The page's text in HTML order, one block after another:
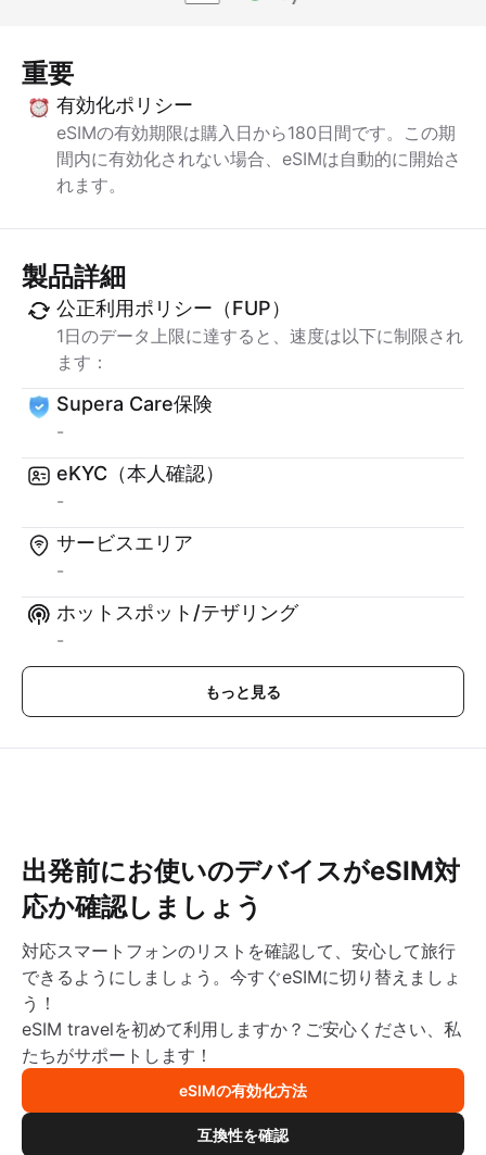
重要
有効化ポリシー
eSIMの有効期限は購入日から180日間です。この期
間内に有効化されない場合、eSIMは自動的に開始さ
れます。
製品詳細
公正利用ポリシー（FUP）
1日のデータ上限に達すると、速度は以下に制限され
ます：
Supera Care保険
-
eKYC（本人確認）
-
サービスエリア
-
ホットスポット/テザリング
-
もっと見る
出発前にお使いのデバイスがeSIM対
応か確認しましょう
対応スマートフォンのリストを確認して、安心して旅行
できるようにしましょう。今すぐeSIMに切り替えましょ
う！
eSIM travelを初めて利用しますか？ご安心ください、私
たちがサポートします！
eSIMの有効化方法
互換性を確認